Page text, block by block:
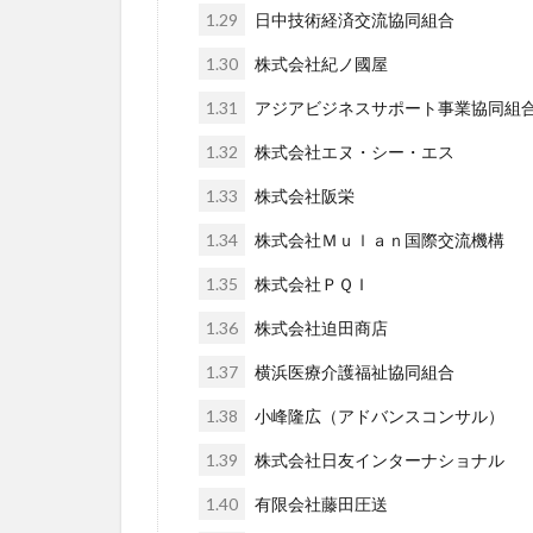
1.29 日中技術経済交流協同組合
1.30 株式会社紀ノ國屋
1.31 アジアビジネスサポート事業協同組
1.32 株式会社エヌ・シー・エス
1.33 株式会社阪栄
1.34 株式会社Ｍｕｌａｎ国際交流機構
1.35 株式会社ＰＱＩ
1.36 株式会社迫田商店
1.37 横浜医療介護福祉協同組合
1.38 小峰隆広（アドバンスコンサル）
1.39 株式会社日友インターナショナル
1.40 有限会社藤田圧送